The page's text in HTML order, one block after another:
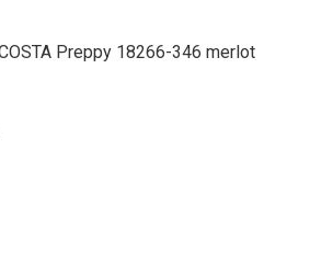
Preppy 18266-346 merlot